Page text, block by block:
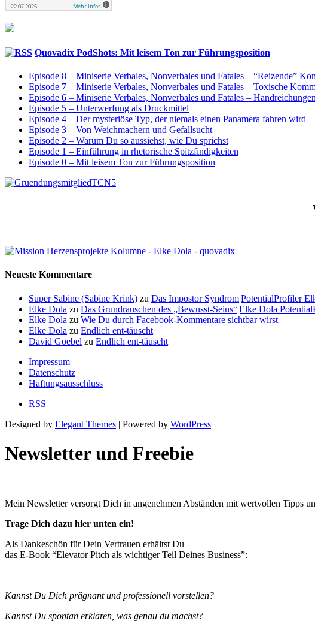
Quovadix PodShots: Mit leisem Ton zur Führungsposition
Episode 8 – Miniserie Verbales, Nonverbales und Fatales – “Reizende”
Episode 7 – Miniserie Verbales, Nonverbales und Fatales – Toxische
Episode 6 – Miniserie Verbales, Nonverbales und Fatales – Handreichungen
Episode 5 – Unterwerfung als Druckmittel
Episode 4 – Der mysteriöse Typ, der niemals einen Panamera fahren wird
Episode 3 – Von Weichmachern und Gefallsucht
Episode 2 – Warum Du so aussiehst, wie Du sprichst
Episode 1 – Einführung in rhetorische Spitzfindigkeiten
Episode 0 – Mit leisem Ton zur Führungsposition
Neueste Kommentare
Super Sabine (Sabine Krink) zu Das Impostor Syndrom|PotentialProfiler
Elke Dola zu Das Grundrauschen des „Bewusst-Seins“|Elke Dola
Elke Dola zu Wie Du durch Facebook-Kommentare sichtbar wirst
Elke Dola zu Endlich ent-täuscht
David Goebel zu Endlich ent-täuscht
Impressum
Datenschutz
Haftungsausschluss
RSS
Designed by Elegant Themes | Powered by WordPress
Newsletter und Freebie
Mein Newsletter versorgt Dich in angenehmen Abständen mit wertvollen Tipps
Trage Dich dazu hier unten ein!
Als Dankeschön für Dein Vertrauen erhältst Du
das E-Book “Elevator Pitch als wichtiger Teil Deines Business”:
Kannst Du Dich prägnant und professionell vorstellen?
Kannst Du spontan erklären, was genau du machst?